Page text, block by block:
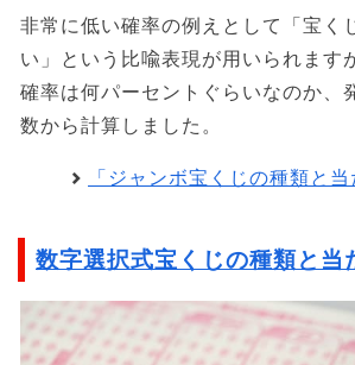
非常に低い確率の例えとして「宝く
い」という比喩表現が用いられます
確率は何パーセントぐらいなのか、
数から計算しました。
「ジャンボ宝くじの種類と
数字選択式宝くじの種類と当